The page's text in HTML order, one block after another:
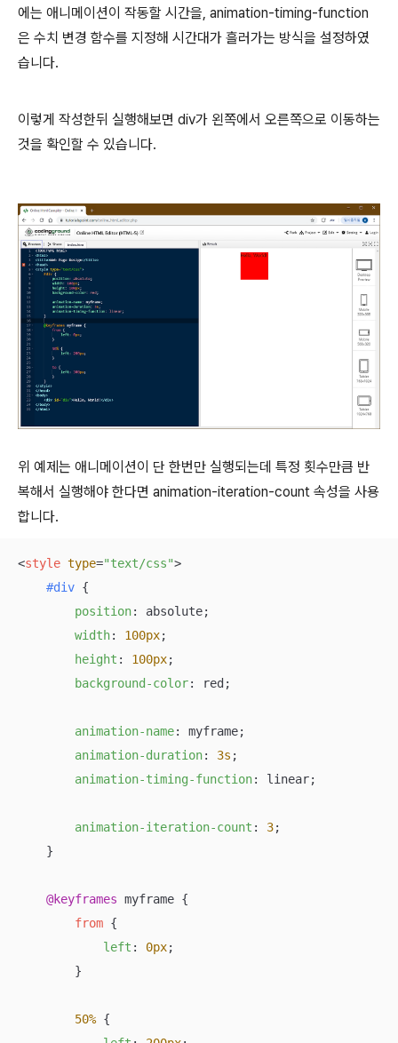
에는 애니메이션이 작동할 시간을, animation-timing-function
은 수치 변경 함수를 지정해 시간대가 흘러가는 방식을 설정하였
습니다.
이렇게 작성한뒤 실행해보면 div가 왼쪽에서 오른쪽으로 이동하는
것을 확인할 수 있습니다.
위 예제는 애니메이션이 단 한번만 실행되는데 특정 횟수만큼 반
복해서 실행해야 한다면 animation-iteration-count 속성을 사용
합니다.
<style type="text/css">
#div {
position: absolute;
width: 100px;
height : 100px;
background-color: red;
animation-name: myframe;
animation-duration: 3s ;
animation-timing-function: linear;
animation-iteration-count : 3;
    }
@keyframes myframe {
from {
left : 0px;
        }
50% {